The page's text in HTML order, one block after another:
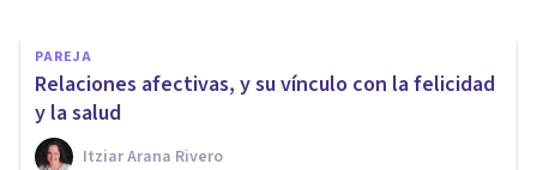
PAREJA
Relaciones afectivas, y su vínculo con la felicidad
y la salud
Itziar Arana Rivero